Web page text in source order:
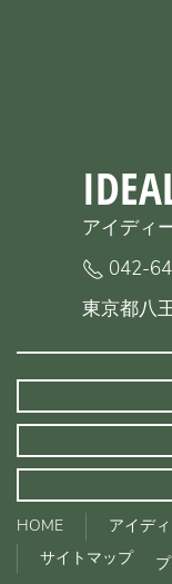
アイディ
042-
東京都八
HOME
アイデ
サイトマップ